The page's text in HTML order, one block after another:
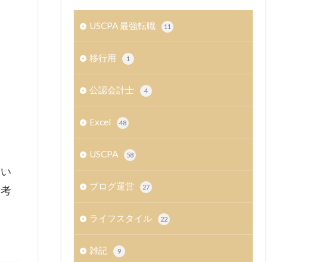
USCPA 最強転職 11
移行用 1
公認会計士 4
Excel 48
USCPA 58
ブログ運営 27
ライフスタイル 22
雑記 9